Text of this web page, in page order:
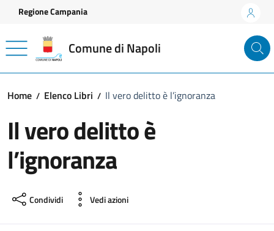
Vai ai contenuti
Vai al footer
Regione Campania
Comune di Napoli
Home Elenco Libri Il vero delitto è l’ignoranza
Il vero delitto è
l’ignoranza
Condividi Vedi azioni